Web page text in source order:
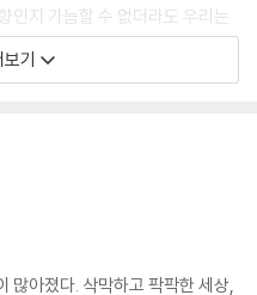
인지 가늠할 수 없더라도 우리는
한다. 그러면 틀린 방향이라는
수 있다.
오만함은 언제나 자신과 타인을
우리는 항상 자신의 이해력이
상상에 불과함을 겸허히 인정해
기
많아졌다. 삭막하고 팍팍한 세상,